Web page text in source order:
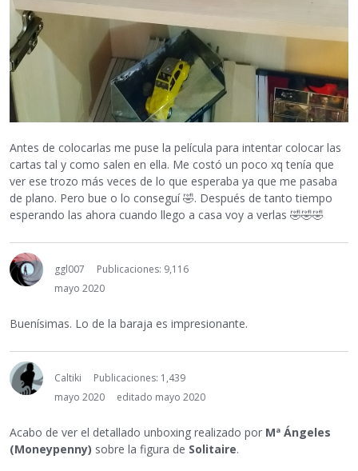
Antes de colocarlas me puse la película para intentar colocar las
cartas tal y como salen en ella. Me costó un poco xq tenía que
ver ese trozo más veces de lo que esperaba ya que me pasaba
de plano. Pero bue o lo conseguí🤣. Después de tanto tiempo
esperando las ahora cuando llego a casa voy a verlas 🤣🤣🤣
ggl007
Publicaciones: 9,116
mayo 2020
Buenísimas. Lo de la baraja es impresionante.
Caltiki
Publicaciones: 1,439
mayo 2020
editado mayo 2020
Acabo de ver el detallado unboxing realizado por Mª Ángeles
(Moneypenny) sobre la figura de Solitaire.